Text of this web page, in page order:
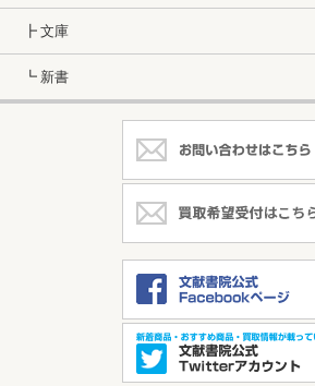
┣ 文庫
┗ 新書